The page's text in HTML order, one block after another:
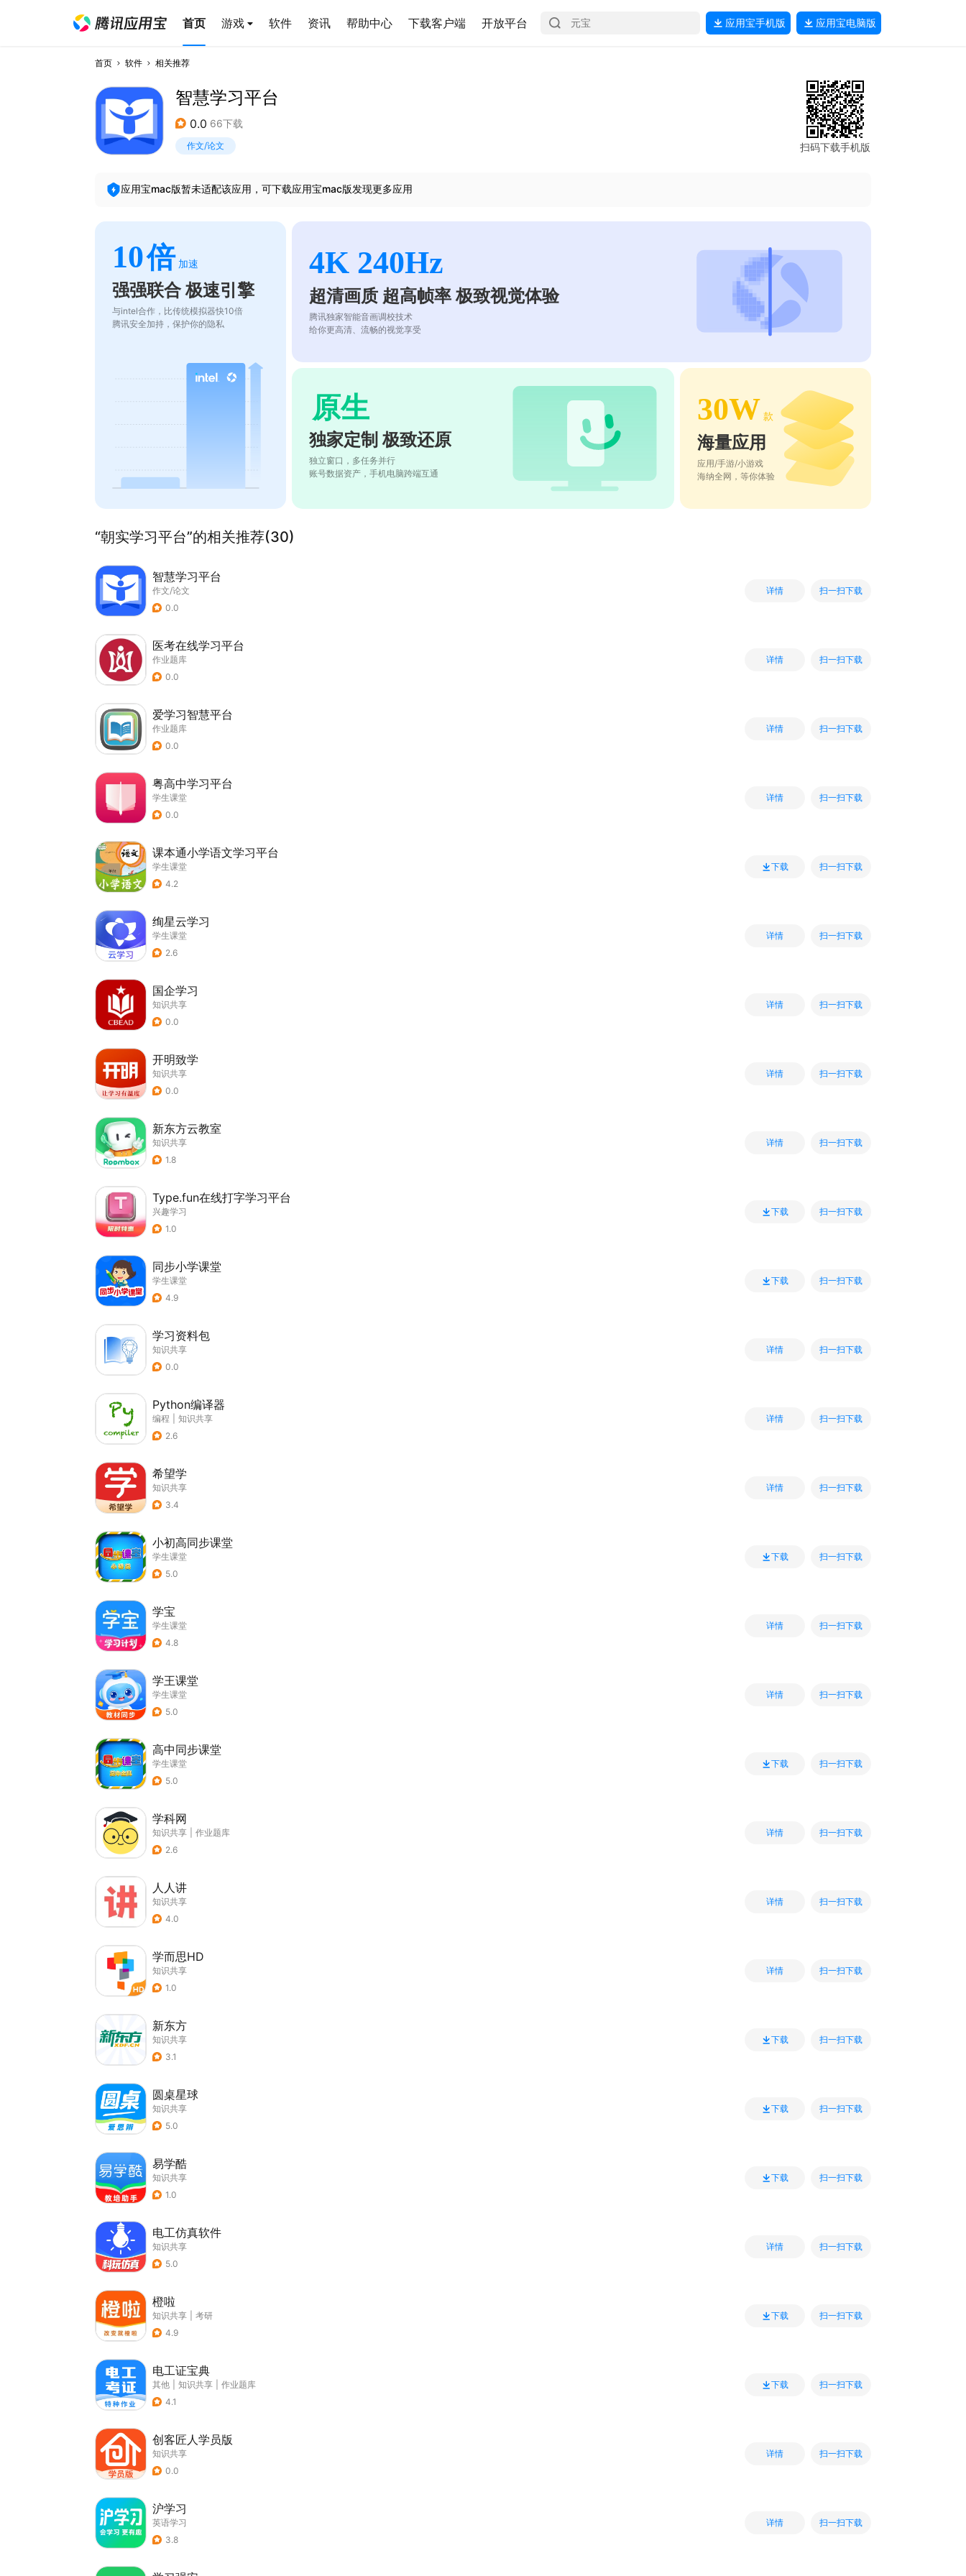
首页 游戏 软件 资讯 帮助中心 下载客户端 开放平台 应用宝手机版 应用宝电脑版
首页 软件 相关推荐
智慧学习平台
0.0 66下载
作文/论文 扫码下载手机版
应用宝mac版暂未适配该应用，可下载应用宝mac版发现更多应用
10倍 加速
强强联合 极速引擎
与intel合作，比传统模拟器快10倍
腾讯安全加持，保护你的隐私
4K 240Hz
超清画质 超高帧率 极致视觉体验
腾讯独家智能音画调校技术
给你更高清、流畅的视觉享受
原生
独家定制 极致还原
独立窗口，多任务并行
账号数据资产，手机电脑跨端互通
30W 款
海量应用
应用/手游/小游戏
海纳全网，等你体验
“朝实学习平台”的相关推荐(30)
智慧学习平台
作文/论文
0.0
详情 扫一扫下载
医考在线学习平台
作业题库
0.0
详情 扫一扫下载
爱学习智慧平台
作业题库
0.0
详情 扫一扫下载
粤高中学习平台
学生课堂
0.0
详情 扫一扫下载
课本通小学语文学习平台
学生课堂
4.2
下载 扫一扫下载
绚星云学习
学生课堂
2.6
详情 扫一扫下载
国企学习
知识共享
0.0
详情 扫一扫下载
开明致学
知识共享
0.0
详情 扫一扫下载
新东方云教室
知识共享
1.8
详情 扫一扫下载
Type.fun在线打字学习平台
兴趣学习
1.0
下载 扫一扫下载
同步小学课堂
学生课堂
4.9
下载 扫一扫下载
学习资料包
知识共享
0.0
详情 扫一扫下载
Python编译器
编程
知识共享
2.6
详情 扫一扫下载
希望学
知识共享
3.4
详情 扫一扫下载
小初高同步课堂
学生课堂
5.0
下载 扫一扫下载
学宝
学生课堂
4.8
详情 扫一扫下载
学王课堂
学生课堂
5.0
详情 扫一扫下载
高中同步课堂
学生课堂
5.0
下载 扫一扫下载
学科网
知识共享
作业题库
2.6
详情 扫一扫下载
人人讲
知识共享
4.0
详情 扫一扫下载
学而思HD
知识共享
1.0
详情 扫一扫下载
新东方
知识共享
3.1
下载 扫一扫下载
圆桌星球
知识共享
5.0
下载 扫一扫下载
易学酷
知识共享
1.0
下载 扫一扫下载
电工仿真软件
知识共享
5.0
详情 扫一扫下载
橙啦
知识共享
考研
4.9
下载 扫一扫下载
电工证宝典
其他 知识共享
作业题库
4.1
下载 扫一扫下载
创客匠人学员版
知识共享
0.0
详情 扫一扫下载
沪学习
英语学习
3.8
详情 扫一扫下载